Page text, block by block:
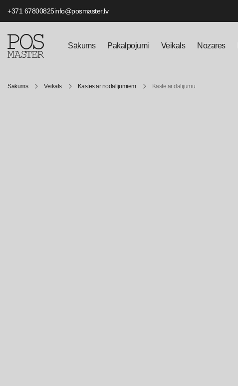
+371 67800825info@posmaster.lv
Sākums Pakalpojumi Veikals Nozares
Sākums Veikals Kastes ar nodalījumiem Kaste ar dalījumu